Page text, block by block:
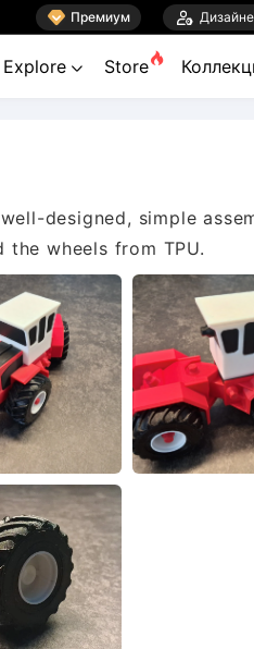
 Премиум 
Explore  Store
designed, simple
wheels from TPU.